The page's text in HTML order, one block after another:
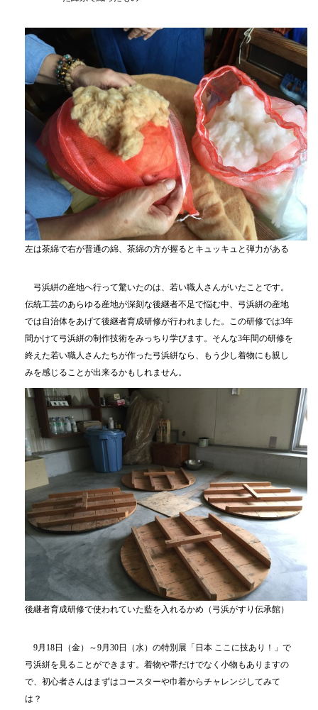
左は茶綿で右が普通の綿、茶綿の方が握るとキュッキュと弾力がある
弓浜絣の産地へ行って驚いたのは、若い職人さんがいたことです。
伝統工芸のあらゆる産地が深刻な後継者不足で悩む中、弓浜絣の産地
では自治体をあげて後継者育成研修が行われました。この研修では3年
間かけて弓浜絣の制作技術をみっちり学びます。そんな3年間の研修を
終えた若い職人さんたちが作った弓浜絣なら、もう少し着物にも親し
みを感じることが出来るかもしれません。
後継者育成研修で使われていた藍を入れるかめ（弓浜がすり伝承館）
9月18日（金）～9月30日（水）の特別展「日本 ここに技あり！」で
弓浜絣を見ることができます。着物や帯だけでなく小物もありますの
で、初心者さんはまずはコースターや巾着からチャレンジしてみて
は？